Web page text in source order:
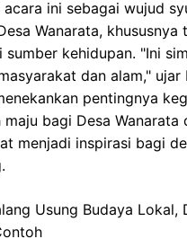
ini sebagai wujud
Wanarata, khususnya
sumber kehidupan. "Ini
dan alam," ujar
pentingnya
bagi Desa Wanarata
menjadi inspirasi bagi